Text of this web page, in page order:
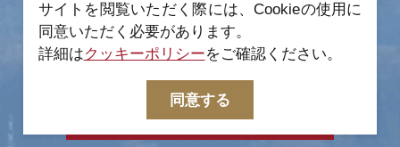
© 2022-2026 加賀市観光情報センター All Rights
Reserved.
サイトを閲覧いただく際には、Cookieの使用に
同意いただく必要があります。
詳細はクッキーポリシーをご確認ください。
同意する